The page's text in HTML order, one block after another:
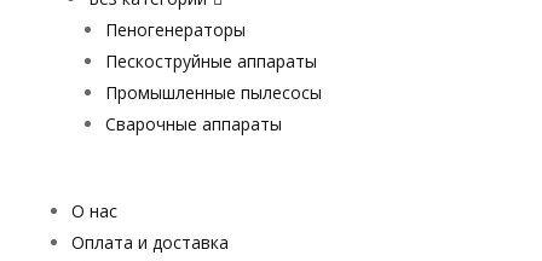
Пеногенераторы
Пескоструйные аппараты
Промышленные пылесосы
Сварочные аппараты
О нас
Оплата и доставка